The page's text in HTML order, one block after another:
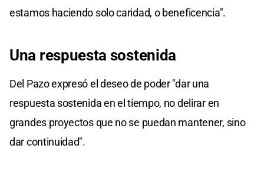
estamos haciendo solo caridad, o beneficencia".
Una respuesta sostenida
Del Pazo expresó el deseo de poder "dar una
respuesta sostenida en el tiempo, no delirar en
grandes proyectos que no se puedan mantener, sino
dar continuidad".